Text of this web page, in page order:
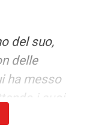
del suo,
delle
ha messo
i suoi
può giocare a